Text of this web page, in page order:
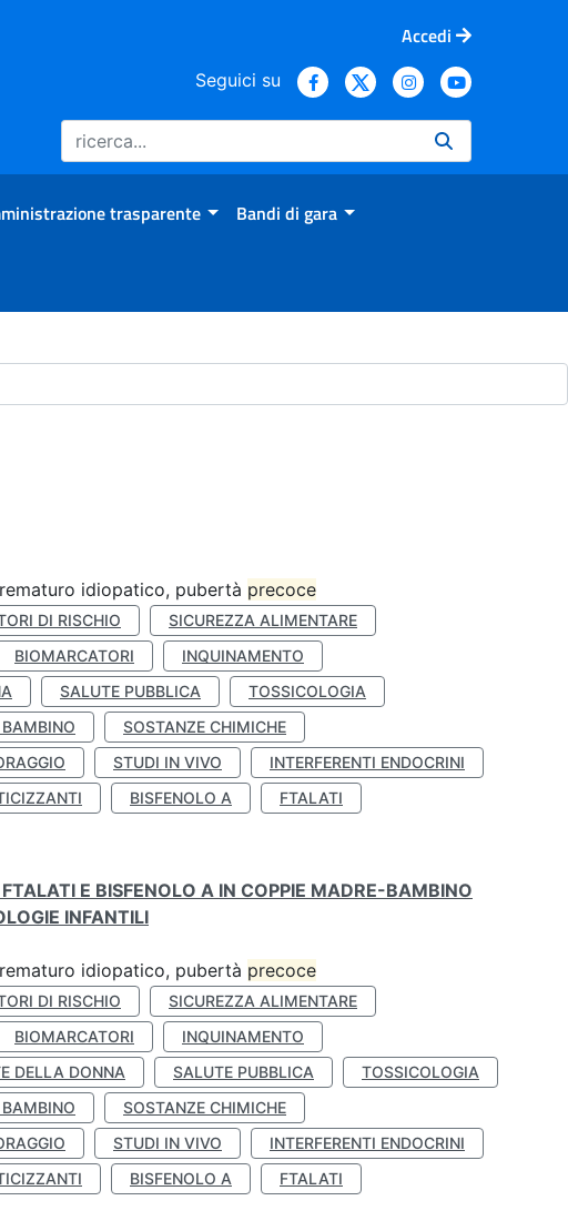
Accedi
Seguici su
trasparente Bandi di gara
idiopatico, pubertà precoce
DI RISCHIO
SICUREZZA ALIMENTARE
BIOMARCATORI
INQUINAMENTO
SALUTE PUBBLICA
TOSSICOLOGIA
SOSTANZE CHIMICHE
STUDI IN VIVO
INTERFERENTI ENDOCRINI
BISFENOLO A
FTALATI
E BISFENOLO A IN COPPIE MADRE-BAMBINO
INFANTILI
idiopatico, pubertà precoce
DI RISCHIO
SICUREZZA ALIMENTARE
BIOMARCATORI
INQUINAMENTO
DELLA DONNA SALUTE PUBBLICA
TOSSICOLOGIA
SOSTANZE CHIMICHE
STUDI IN VIVO
INTERFERENTI ENDOCRINI
BISFENOLO A
FTALATI